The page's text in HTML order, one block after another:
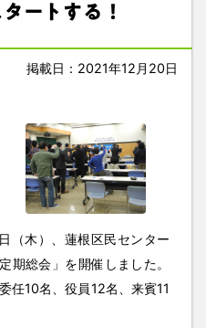
ートする！
掲載日：2021年12月20日
木）、蓮根区民センター
期総会」を開催しました。
任10名、役員12名、来賓11